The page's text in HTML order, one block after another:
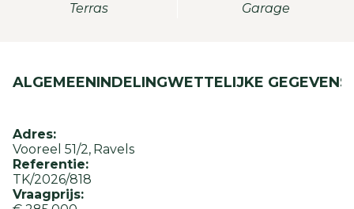
Terras Garage
ALGEMEENINDELINGWETTELIJKE GEGEVENS
Adres:
Vooreel 51/2 Ravels
Referentie:
TK/2026/818
Vraagprijs: